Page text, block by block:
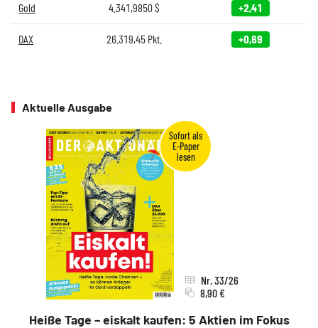
Gold 4.341,9850$ +2,41
DAX 26.319,45 Pkt. +0,69
Aktuelle Ausgabe
Heiße Tage – eiskalt kaufen: 5 Aktien im Fokus
Nr. 33/26
8,90 €